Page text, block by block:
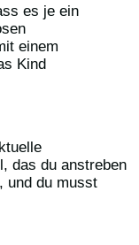
es je ein
einem
Kind
das du anstreben
und du musst